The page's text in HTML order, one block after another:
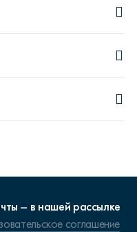
– в нашей рассылке
соглашение